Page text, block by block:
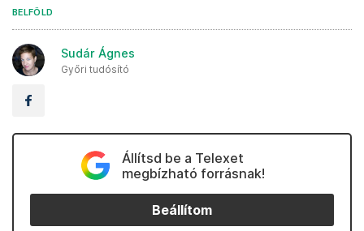
BELFÖLD
Sudár Ágnes
Győri tudósító
Állítsd be a Telexet
megbízható forrásnak!
Beállítom